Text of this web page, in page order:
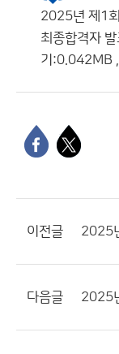
2025년 제1
최종합격자
기:0.042MB
이전글
다음글